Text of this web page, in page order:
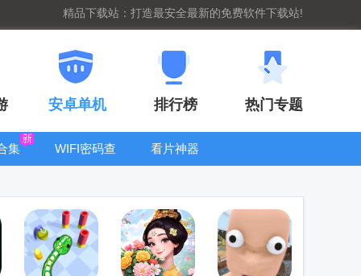
精品下载站：打造最安全最新的免费软件下载站!
安卓单机 排行榜 热门专题
集
WIFI密码查
看片神器
全